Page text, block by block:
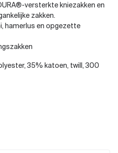
versterkte kniezakken en
zakken.
hamerlus en opgezette
35% katoen, twill, 300